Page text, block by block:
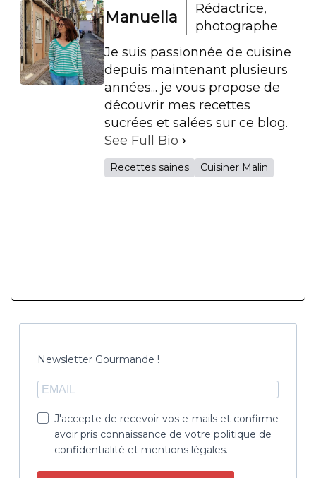
Manuella
Rédactrice,
photographe
Je suis passionnée de cuisine
depuis maintenant plusieurs
années... je vous propose de
découvrir mes recettes
sucrées et salées sur ce blog.
See Full Bio
Recettes saines Cuisiner Malin
Newsletter Gourmande !
J'accepte de recevoir vos e-mails et confirme
avoir pris connaissance de votre politique de
confidentialité et mentions légales.